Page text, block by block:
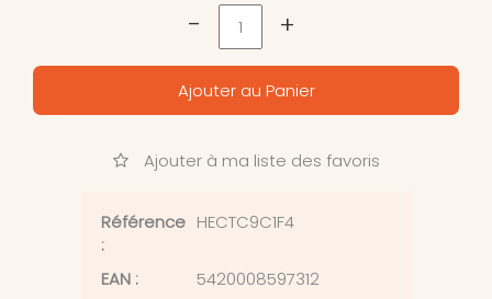
- +
Ajouter au Panier
Ajouter à ma liste des favoris
Référence
:
HECTC9C1F4
EAN :
5420008597312